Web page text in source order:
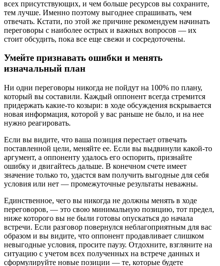
всех присутствующих, и чем больше ресурсов вы сохраните,
тем лучше. Именно поэтому выгоднее спрашивать, чем
отвечать. Кстати, по этой же причине рекомендуем начинать
переговоры с наиболее острых и важных вопросов — их
стоит обсудить, пока все еще свежи и сосредоточены.
Умейте признавать ошибки и менять
изначальный план
Ни одни переговоры никогда не пойдут на 100% по плану,
который вы составили. Каждый оппонент всегда стремится
придержать какие-то козыри: в ходе обсуждения вскрывается
новая информация, которой у вас раньше не было, и на нее
нужно реагировать.
Если вы видите, что ваша позиция перестает отвечать
поставленной цели, меняйте ее. Если вы выдвинули какой-то
аргумент, а оппоненту удалось его оспорить, признайте
ошибку и двигайтесь дальше. В конечном счете имеет
значение только то, удастся вам получить выгодные для себя
условия или нет — промежуточные результаты неважны.
Единственное, чего вы никогда не должны менять в ходе
переговоров, — это свою минимальную позицию, тот предел,
ниже которого вы не были готовы опускаться до начала
встречи. Если разговор повернулся неблагоприятным для вас
образом и вы видите, что оппонент продавливает слишком
невыгодные условия, просите паузу. Отдохните, взгляните на
ситуацию с учетом всех полученных на встрече данных и
сформулируйте новые позиции — те, которые будете